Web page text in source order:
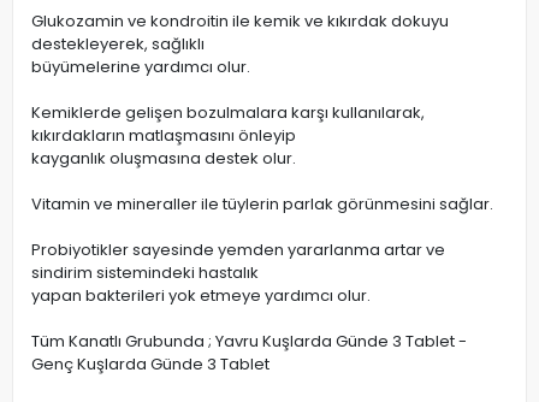
Glukozamin ve kondroitin ile kemik ve kıkırdak dokuyu
destekleyerek, sağlıklı
büyümelerine yardımcı olur.
Kemiklerde gelişen bozulmalara karşı kullanılarak,
kıkırdakların matlaşmasını önleyip
kayganlık oluşmasına destek olur.
Vitamin ve mineraller ile tüylerin parlak görünmesini sağlar.
Probiyotikler sayesinde yemden yararlanma artar ve
sindirim sistemindeki hastalık
yapan bakterileri yok etmeye yardımcı olur.
Tüm Kanatlı Grubunda ; Yavru Kuşlarda Günde 3 Tablet -
Genç Kuşlarda Günde 3 Tablet